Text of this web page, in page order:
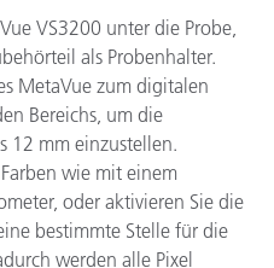
VS3200 unter die Probe,
als Probenhalter.
MetaVue zum digitalen
Bereichs, um die
12 mm einzustellen.
wie mit einem
oder aktivieren Sie die
bestimmte Stelle für die
werden alle Pixel